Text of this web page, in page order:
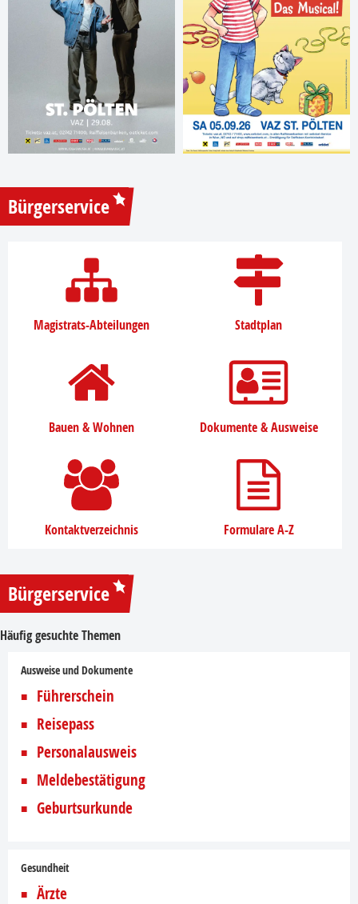
Bürgerservice
Magistrats-Abteilungen Stadtplan
Bauen & Wohnen Dokumente & Ausweise
Kontaktverzeichnis Formulare A-Z
Bürgerservice
Häufig gesuchte Themen
Ausweise und Dokumente
Führerschein
Reisepass
Personalausweis
Meldebestätigung
Geburtsurkunde
Gesundheit
Ärzte